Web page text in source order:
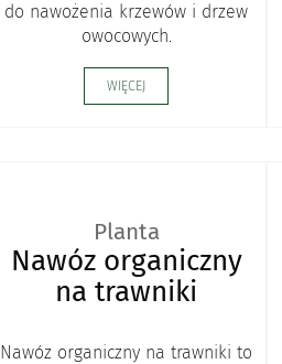
do nawożenia krzewów i drzew
owocowych.
WIĘCEJ
Planta
Nawóz organiczny
na trawniki
Nawóz organiczny na trawniki to